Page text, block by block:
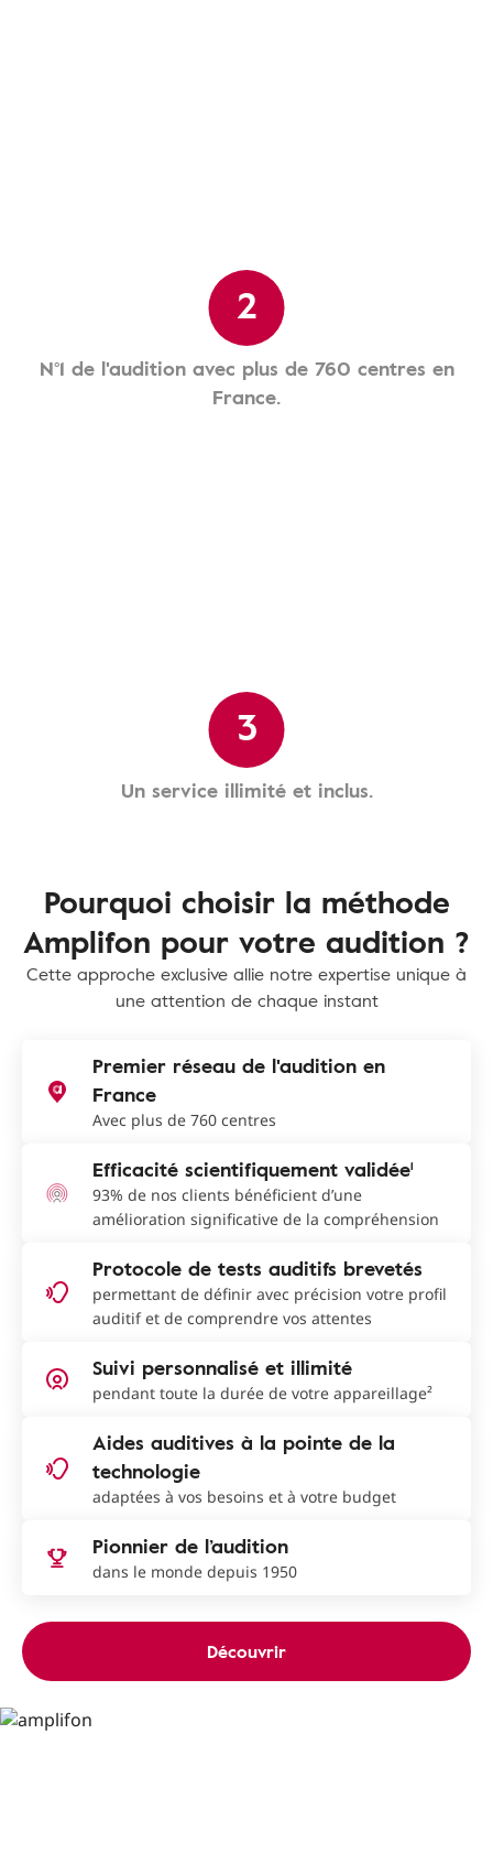
2
N°1 de l'audition avec plus de 760 centres en
France.
3
Un service illimité et inclus.
Pourquoi choisir la méthode
Amplifon pour votre audition ?
Cette approche exclusive allie notre expertise unique à
une attention de chaque instant
Premier réseau de l'audition en
France
Avec plus de 760 centres
Efficacité scientifiquement validée¹
93% de nos clients bénéficient d’une
amélioration significative de la compréhension
Protocole de tests auditifs brevetés
permettant de définir avec précision votre profil
auditif et de comprendre vos attentes
Suivi personnalisé et illimité
pendant toute la durée de votre appareillage²
Aides auditives à la pointe de la
technologie
adaptées à vos besoins et à votre budget
Pionnier de l’audition
dans le monde depuis 1950
Découvrir